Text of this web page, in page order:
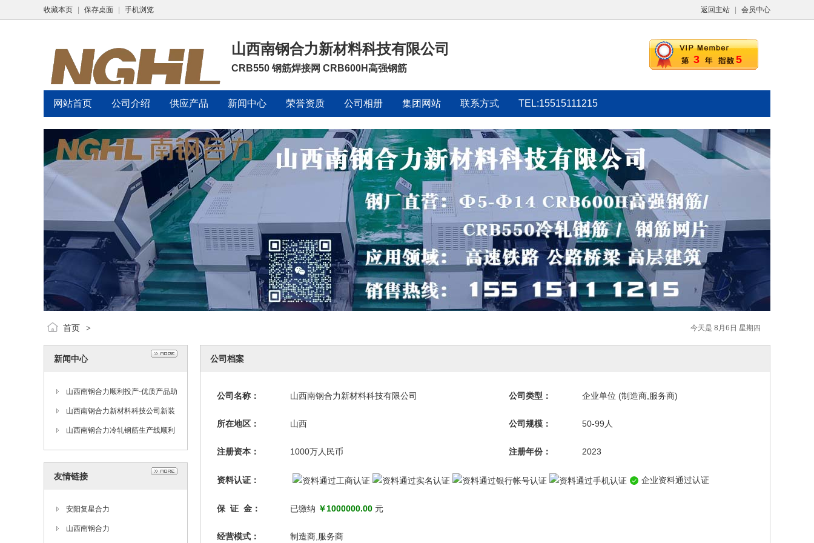
返回主站 会员中心
收藏本页 保存桌面 手机浏览
3 5
山西南钢合力新材料科技有限公司
CRB550 钢筋焊接网 CRB600H高强钢筋
网站首页 公司介绍 供应产品 新闻中心 荣誉资质 公司相册 集团网站 联系方式 TEL:15515111215
今天是 8月6日 星期四
首页 >
新闻中心
山西南钢合力顺利投产-优质产品助
力西部建设
山西南钢合力新材料科技公司新装
生产线上电调试
山西南钢合力冷轧钢筋生产线顺利
完成安装
友情链接
安阳复星合力
山西南钢合力
公司档案
公司名称： 山西南钢合力新材料科技有限公司 公司类型： 企业单位 (制造商,服务商)
所在地区： 山西 公司规模： 50-99人
注册资本： 1000万人民币 注册年份： 2023
资料认证： 企业资料通过认证
保 证 金： 已缴纳 ￥1000000.00 元
经营模式： 制造商,服务商